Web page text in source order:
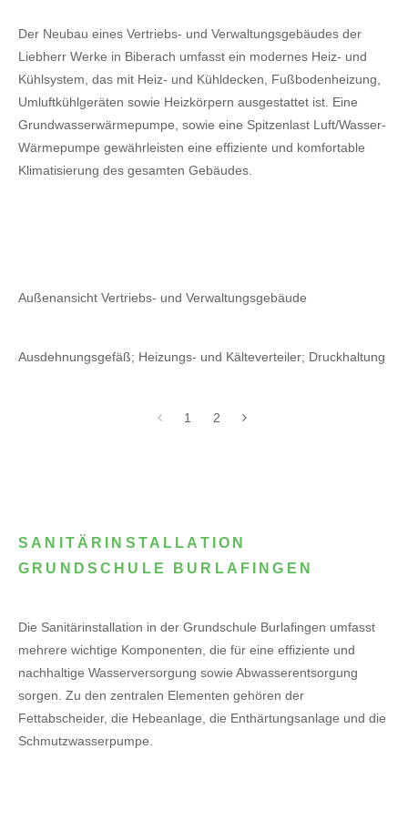
Der Neubau eines Vertriebs- und Verwaltungsgebäudes der
Liebherr Werke in Biberach umfasst ein modernes Heiz- und
Kühlsystem, das mit Heiz- und Kühldecken, Fußbodenheizung,
Umluftkühlgeräten sowie Heizkörpern ausgestattet ist. Eine
Grundwasserwärmepumpe, sowie eine Spitzenlast Luft/Wasser-
Wärmepumpe gewährleisten eine effiziente und komfortable
Klimatisierung des gesamten Gebäudes.
Außenansicht Vertriebs- und Verwaltungsgebäude
Ausdehnungsgefäß; Heizungs- und Kälteverteiler; Druckhaltung
1 2
SANITÄRINSTALLATION
GRUNDSCHULE BURLAFINGEN
Die Sanitärinstallation in der Grundschule Burlafingen umfasst
mehrere wichtige Komponenten, die für eine effiziente und
nachhaltige Wasserversorgung sowie Abwasserentsorgung
sorgen. Zu den zentralen Elementen gehören der
Fettabscheider, die Hebeanlage, die Enthärtungsanlage und die
Schmutzwasserpumpe.